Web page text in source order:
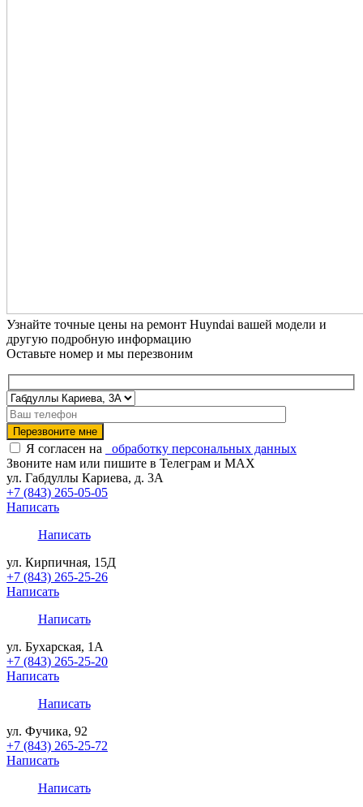
Узнайте точные цены на ремонт Huyndai вашей модели и
другую подробную информацию
Оставьте номер и мы перезвоним
Я согласен на
обработку персональных данных
Звоните нам или пишите в Телеграм и MAX
ул. Габдуллы Кариева, д. 3А
+7 (843) 265-05-05
Написать
Написать
ул. Кирпичная, 15Д
+7 (843) 265-25-26
Написать
Написать
ул. Бухарская, 1А
+7 (843) 265-25-20
Написать
Написать
ул. Фучика, 92
+7 (843) 265-25-72
Написать
Написать